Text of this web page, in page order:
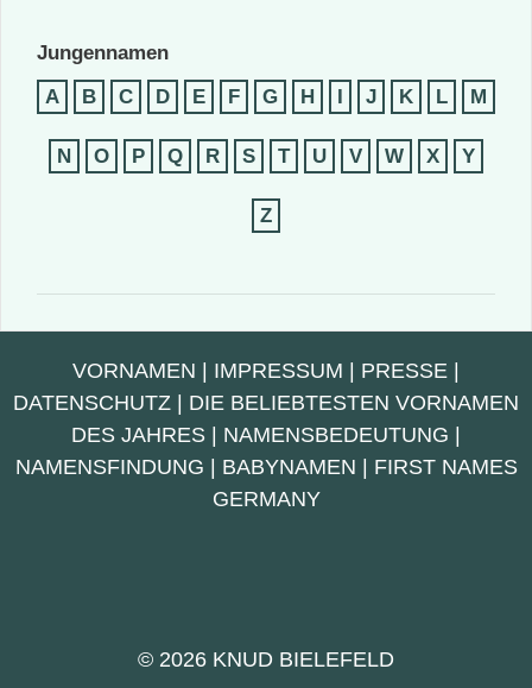
Jungennamen
A
B C D E F G H I J K L M
N O P Q R S T U V W X Y
Z
VORNAMEN IMPRESSUM PRESSE
DATENSCHUTZ
DIE BELIEBTESTEN VORNAMEN
DES JAHRES
NAMENSBEDEUTUNG
NAMENSFINDUNG
BABYNAMEN
FIRST NAMES
GERMANY
© 2026 KNUD BIELEFELD